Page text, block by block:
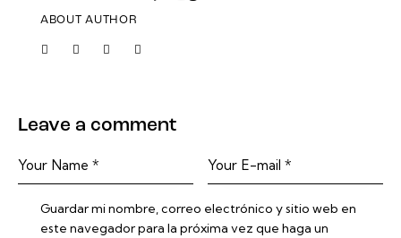
ABOUT AUTHOR
Leave a comment
Guardar mi nombre, correo electrónico y sitio web en
este navegador para la próxima vez que haga un